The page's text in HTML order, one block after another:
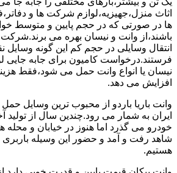
اثاث منزل،جهیزیه،لوازم شرکت ها و
ها در صورتی که در حجم پایین و متوسط
باشند،از وانت و نیسان بهره می برند.شرکت
انتقال وسایلی در حجم کم این گونه وسایل
فرستند.درخواست کامیون برای جابه جایی
نیسان یا انواع وانت حمل می شود،فقط
افزایش می دهد.
وانت باریا باردو از محبوب ترین وسایل حمل
ایران به شمار می رود.چندین سال از تولید
خودرو می گذرد اما هنوز در خیابان و
شاهد رفت و آمد و حضور این وسیله باربری
هستیم.